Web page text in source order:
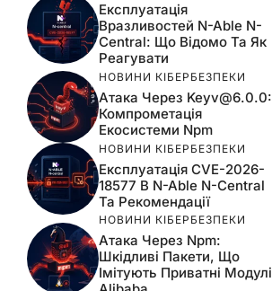
Експлуатація
Вразливостей N-Able N-
Central: Що Відомо Та Як
Реагувати
НОВИНИ КІБЕРБЕЗПЕКИ
Атака Через Keyv@6.0.0:
Компрометація
Екосистеми Npm
НОВИНИ КІБЕРБЕЗПЕКИ
Експлуатація CVE-2026-
18577 В N-Able N-Central
Та Рекомендації
НОВИНИ КІБЕРБЕЗПЕКИ
Атака Через Npm:
Шкідливі Пакети, Що
Імітують Приватні Модулі